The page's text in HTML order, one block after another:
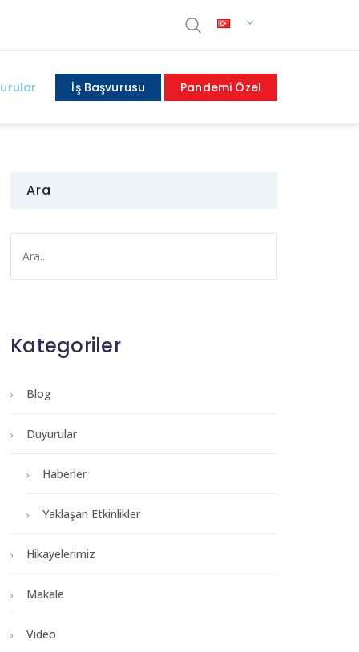
İş Başvurusu Pandemi Özel
Ara
Kategoriler
Blog
Duyurular
Haberler
Yaklaşan Etkinlikler
Hikayelerimiz
Makale
Video